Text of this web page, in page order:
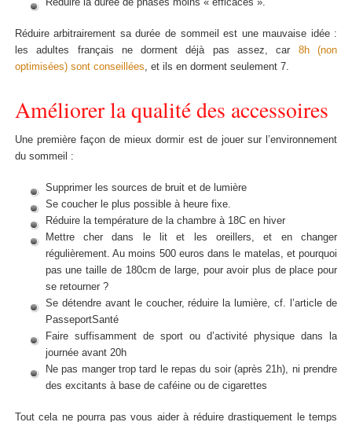
Réduire la durée de phases moins « efficaces ».
Réduire arbitrairement sa durée de sommeil est une mauvaise idée :
les adultes français ne dorment déjà pas assez, car 8h (non
optimisées) sont conseillées, et ils en dorment seulement 7.
Améliorer la qualité des accessoires
Une première façon de mieux dormir est de jouer sur l’environnement
du sommeil :
Supprimer les sources de bruit et de lumière
Se coucher le plus possible à heure fixe.
Réduire la température de la chambre à 18C en hiver
Mettre cher dans le lit et les oreillers, et en changer
régulièrement. Au moins 500 euros dans le matelas, et pourquoi
pas une taille de 180cm de large, pour avoir plus de place pour
se retourner ?
Se détendre avant le coucher, réduire la lumière, cf. l’article de
PasseportSanté
Faire suffisamment de sport ou d’activité physique dans la
journée avant 20h
Ne pas manger trop tard le repas du soir (après 21h), ni prendre
des excitants à base de caféine ou de cigarettes
Tout cela ne pourra pas vous aider à réduire drastiquement le temps